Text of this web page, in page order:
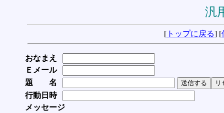
汎
[ トップに戻る] [
おなまえ
Ｅメール
題 名
行動日時
メッセージ